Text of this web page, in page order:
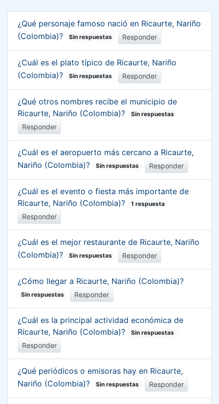
¿Qué personaje famoso nació en Ricaurte, Nariño
(Colombia)?
Sin respuestas Responder
¿Cuál es el plato típico de Ricaurte, Nariño
(Colombia)?
Sin respuestas Responder
¿Qué otros nombres recibe el municipio de
Ricaurte, Nariño (Colombia)?
Sin respuestas
Responder
¿Cuál es el aeropuerto más cercano a Ricaurte,
Nariño (Colombia)?
Sin respuestas Responder
¿Cuál es el evento o fiesta más importante de
Ricaurte, Nariño (Colombia)?
1 respuesta
Responder
¿Cuál es el mejor restaurante de Ricaurte, Nariño
(Colombia)?
Sin respuestas Responder
¿Cómo llegar a Ricaurte, Nariño (Colombia)?
Sin respuestas Responder
¿Cuál es la principal actividad económica de
Ricaurte, Nariño (Colombia)?
Sin respuestas
Responder
¿Qué periódicos o emisoras hay en Ricaurte,
Nariño (Colombia)?
Sin respuestas Responder